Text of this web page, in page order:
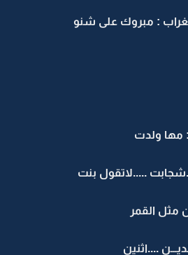
: مبروك على شنو
مها ولدت
.....لاتقول بنت
مثل القمر
....اثنين